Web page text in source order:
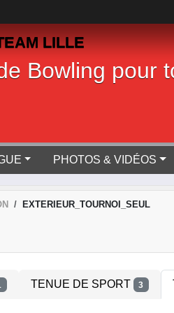
LILLE
Bowling pour
PHOTOS & VIDÉOS
EXTERIEUR_TOURNOI_SEUL
TENUE DE SPORT 3